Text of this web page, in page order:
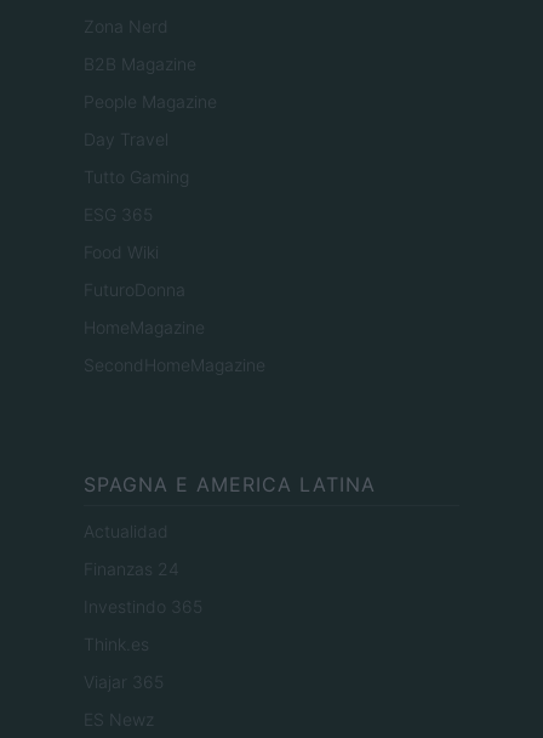
Zona Nerd
B2B Magazine
People Magazine
Day Travel
Tutto Gaming
ESG 365
Food Wiki
FuturoDonna
HomeMagazine
SecondHomeMagazine
SPAGNA E AMERICA LATINA
Actualidad
Finanzas 24
Investindo 365
Think.es
Viajar 365
ES Newz